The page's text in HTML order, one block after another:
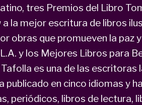
tres Premios del Libro
la mejor escritura de libros
obras que promueven la paz
y los Mejores Libros para
es una de las escritoras
publicado en cinco idiomas y
periódicos, libros de lectura,